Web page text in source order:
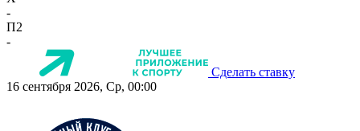
-
П2
-
Сделать ставку
16 сентября 2026, Ср, 00:00